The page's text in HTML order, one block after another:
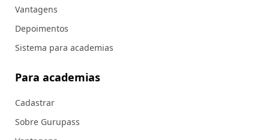
Vantagens
Depoimentos
Sistema para academias
Para academias
Cadastrar
Sobre Gurupass